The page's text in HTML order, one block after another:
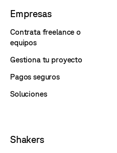
Empresas
Contrata freelance o
equipos
Gestiona tu proyecto
Pagos seguros
Soluciones
Shakers